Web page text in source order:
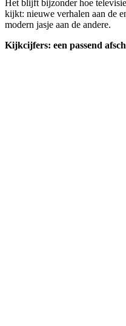
Het blijft bijzonder hoe
kijkt: nieuwe verhalen aan de
modern jasje aan de andere.
Kijkcijfers: een passend